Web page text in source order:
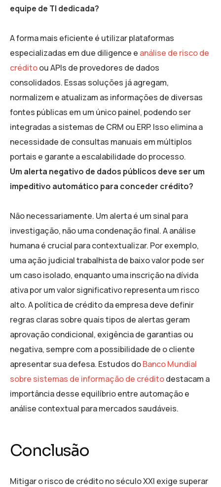
equipe de TI dedicada?
A forma mais eficiente é utilizar plataformas
especializadas em due diligence e análise de risco de
créditoou APIs de provedores de dados
consolidados. Essas soluções já agregam,
normalizem e atualizam as informações de diversas
fontes públicas em um único painel, podendo ser
integradas a sistemas de CRM ou ERP. Isso elimina a
necessidade de consultas manuais em múltiplos
portais e garante a escalabilidade do processo.
Um alerta negativo de dados públicos deve ser um
impeditivo automático para conceder crédito?
Não necessariamente. Um alerta é um sinal para
investigação, não uma condenação final. A análise
humana é crucial para contextualizar. Por exemplo,
uma ação judicial trabalhista de baixo valor pode ser
um caso isolado, enquanto uma inscrição na dívida
ativa por um valor significativo representa um risco
alto. A política de crédito da empresa deve definir
regras claras sobre quais tipos de alertas geram
aprovação condicional, exigência de garantias ou
negativa, sempre com a possibilidade de o cliente
apresentar sua defesa. Estudos doBanco Mundial
sobre sistemas de informação de créditodestacam a
importância desse equilíbrio entre automação e
análise contextual para mercados saudáveis.
Conclusão
Mitigar o risco de crédito no século XXI exige superar